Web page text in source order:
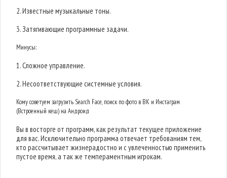
2. Известные музыкальные тоны.
3. Затягивающие программные задачи.
Минусы:
1. Сложное управление.
2. Несоответствующие системные условия.
Кому советуем загрузить Search Face, поиск по фото в ВК и Инстаграм
(Встроенный кеш) на Андроид
Вы в восторге от программ, как результат текущее приложение
для вас. Исключительно программа отвечает требованиям тем,
кто рассчитывает жизнерадостно и с увлеченностью применить
пустое время, а так же темпераментным игрокам.